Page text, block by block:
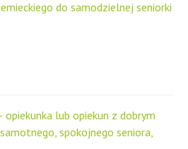
do samodzielnej seniorki
opiekunka lub opiekun z dobrym
spokojnego seniora,